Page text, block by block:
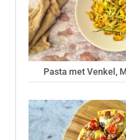
Pasta met Venkel,